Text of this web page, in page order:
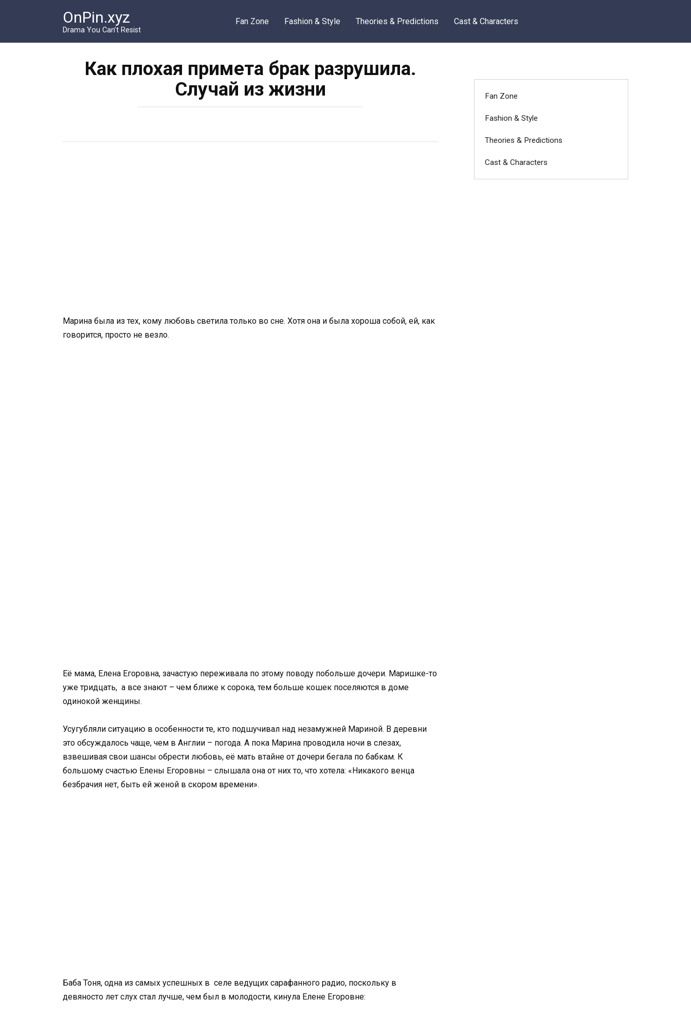
OnPin.xyz
Drama You Can’t Resist
Fan Zone Fashion & Style Theories & Predictions Cast & Characters
Как плохая примета брак разрушила.
Случай из жизни
Марина была из тех, кому любовь светила только во сне. Хотя она и была хороша собой, ей, как
говорится, просто не везло.
Её мама, Елена Егоровна, зачастую переживала по этому поводу побольше дочери. Маришке-то
уже тридцать, а все знают – чем ближе к сорока, тем больше кошек поселяются в доме
одинокой женщины.
Усугубляли ситуацию в особенности те, кто подшучивал над незамужней Мариной. В деревни
это обсуждалось чаще, чем в Англии – погода. А пока Марина проводила ночи в слезах,
взвешивая свои шансы обрести любовь, её мать втайне от дочери бегала по бабкам. К
большому счастью Елены Егоровны – слышала она от них то, что хотела: «Никакого венца
безбрачия нет, быть ей женой в скором времени».
Баба Тоня, одна из самых успешных в селе ведущих сарафанного радио, поскольку в
девяносто лет слух стал лучше, чем был в молодости, кинула Елене Егоровне:
Fan Zone
Fashion & Style
Theories & Predictions
Cast & Characters